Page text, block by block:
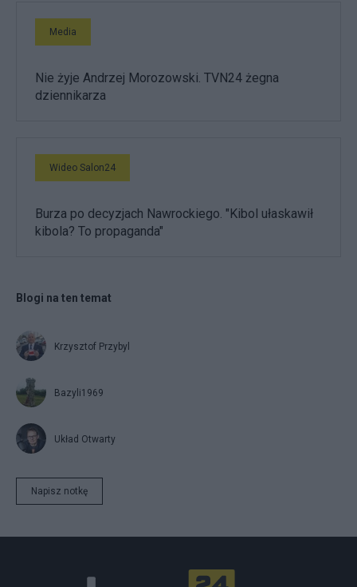
Media
Nie żyje Andrzej Morozowski. TVN24 żegna
dziennikarza
Wideo Salon24
Burza po decyzjach Nawrockiego. "Kibol ułaskawił
kibola? To propaganda"
Blogi na ten temat
Krzysztof Przybyl
Bazyli1969
Układ Otwarty
Napisz notkę